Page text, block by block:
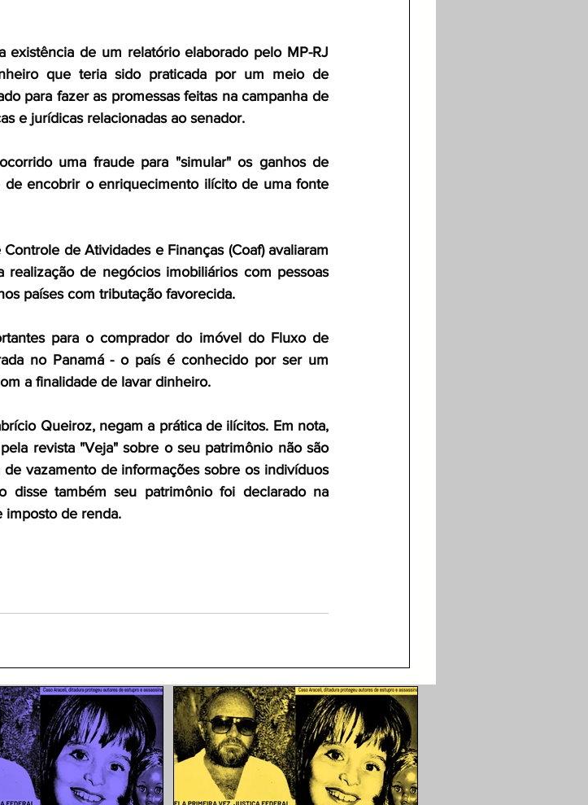
existência de um relatório elaborado pelo MP-RJ
que teria sido praticada por um meio de
para fazer as promessas feitas na campanha de
e jurídicas relacionadas ao senador.
uma fraude para "simular" os ganhos de
encobrir o enriquecimento ilícito de uma fonte
de Atividades e Finanças (Coaf) avaliaram
de negócios imobiliários com pessoas
países com tributação favorecida.
para o comprador do imóvel do Fluxo de
no Panamá - o país é conhecido por ser um
a finalidade de lavar dinheiro.
Queiroz, negam a prática de ilícitos. Em nota,
revista "Veja" sobre o seu patrimônio não são
vazamento de informações sobre os indivíduos
disse também seu patrimônio foi declarado na
imposto de renda.